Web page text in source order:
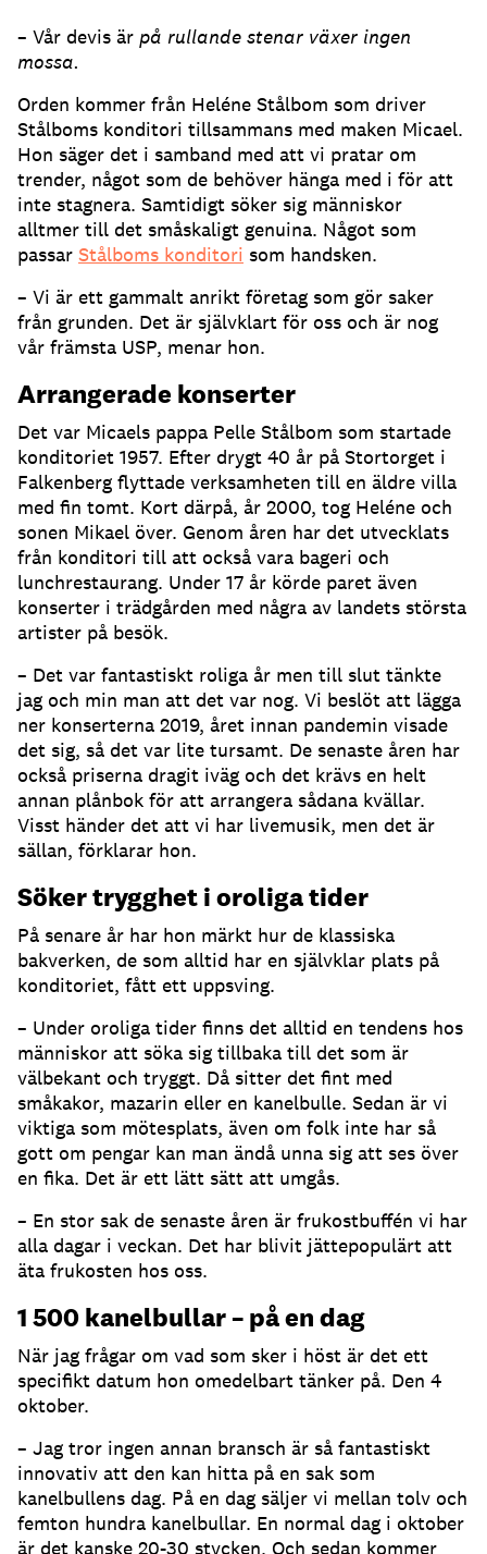
– Vår devis är på rullande stenar växer ingen
mossa.
Orden kommer från Heléne Stålbom som driver
Stålboms konditori tillsammans med maken Micael.
Hon säger det i samband med att vi pratar om
trender, något som de behöver hänga med i för att
inte stagnera. Samtidigt söker sig människor
alltmer till det småskaligt genuina. Något som
passar Stålboms konditori som handsken.
– Vi är ett gammalt anrikt företag som gör saker
från grunden. Det är självklart för oss och är nog
vår främsta USP, menar hon.
Arrangerade konserter
Det var Micaels pappa Pelle Stålbom som startade
konditoriet 1957. Efter drygt 40 år på Stortorget i
Falkenberg flyttade verksamheten till en äldre villa
med fin tomt. Kort därpå, år 2000, tog Heléne och
sonen Mikael över. Genom åren har det utvecklats
från konditori till att också vara bageri och
lunchrestaurang. Under 17 år körde paret även
konserter i trädgården med några av landets största
artister på besök.
– Det var fantastiskt roliga år men till slut tänkte
jag och min man att det var nog. Vi beslöt att lägga
ner konserterna 2019, året innan pandemin visade
det sig, så det var lite tursamt. De senaste åren har
också priserna dragit iväg och det krävs en helt
annan plånbok för att arrangera sådana kvällar.
Visst händer det att vi har livemusik, men det är
sällan, förklarar hon.
Söker trygghet i oroliga tider
På senare år har hon märkt hur de klassiska
bakverken, de som alltid har en självklar plats på
konditoriet, fått ett uppsving.
– Under oroliga tider finns det alltid en tendens hos
människor att söka sig tillbaka till det som är
välbekant och tryggt. Då sitter det fint med
småkakor, mazarin eller en kanelbulle. Sedan är vi
viktiga som mötesplats, även om folk inte har så
gott om pengar kan man ändå unna sig att ses över
en fika. Det är ett lätt sätt att umgås.
– En stor sak de senaste åren är frukostbuffén vi har
alla dagar i veckan. Det har blivit jättepopulärt att
äta frukosten hos oss.
1 500 kanelbullar – på en dag
När jag frågar om vad som sker i höst är det ett
specifikt datum hon omedelbart tänker på. Den 4
oktober.
– Jag tror ingen annan bransch är så fantastiskt
innovativ att den kan hitta på en sak som
kanelbullens dag. På en dag säljer vi mellan tolv och
femton hundra kanelbullar. En normal dag i oktober
är det kanske 20-30 stycken. Och sedan kommer